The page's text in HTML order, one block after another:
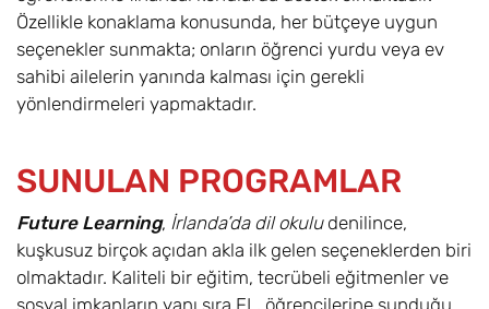
Özellikle konaklama konusunda, her bütçeye uygun
seçenekler sunmakta; onların öğrenci yurdu veya ev
sahibi ailelerin yanında kalması için gerekli
yönlendirmeleri yapmaktadır.
SUNULAN PROGRAMLAR
Future Learning, İrlanda’da dil okuludenilince,
kuşkusuz birçok açıdan akla ilk gelen seçeneklerden biri
olmaktadır. Kaliteli bir eğitim, tecrübeli eğitmenler ve
sosyal imkanların yanı sıra FL, öğrencilerine sunduğu